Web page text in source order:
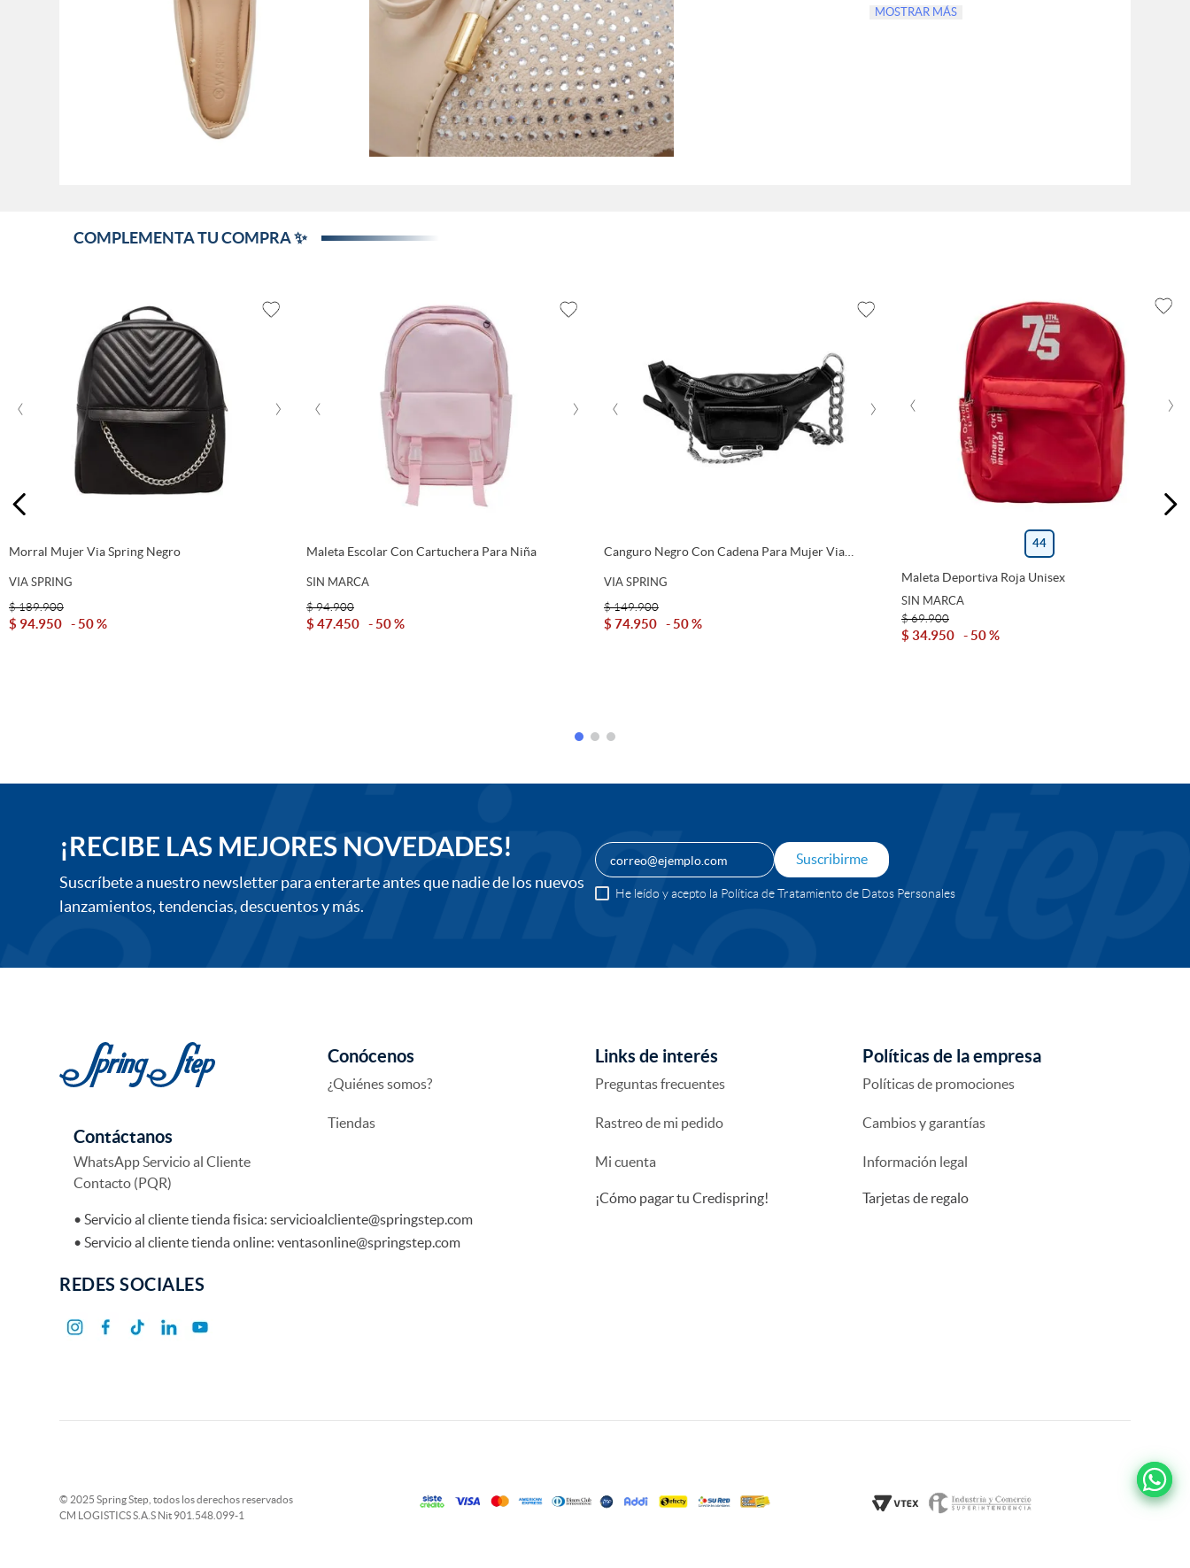
100% PVC
MOSTRAR MÁS
COMPLEMENTA TU COMPRA ✨
‹ ›
Morral Mujer Via Spring Negro
VIA SPRING
$ 189.900
$ 94.950 50 %
‹ ›
Maleta Escolar Con Cartuchera Para Niña
SIN MARCA
$ 94.900
$ 47.450 50 %
‹ ›
Canguro Negro Con Cadena Para Mujer Via
VIA SPRING
$ 149.900
$ 74.950 50 %
‹ ›
44
Maleta Deportiva Roja Unisex
SIN MARCA
$ 69.900
$ 34.950 50 %
¡RECIBE LAS MEJORES NOVEDADES!
Suscríbete a nuestro newsletter para enterarte antes que nadie de los nuevos
lanzamientos, tendencias, descuentos y más.
Suscribirme
He leído y acepto la Política de Tratamiento de Datos Personales
Contáctanos
WhatsApp Servicio al Cliente
Contacto (PQR)
• Servicio al cliente tienda fisica: servicioalcliente@springstep.com
• Servicio al cliente tienda online: ventasonline@springstep.com
REDES SOCIALES
Conócenos
¿Quiénes somos?
Tiendas
Links de interés
Preguntas frecuentes
Rastreo de mi pedido
Mi cuenta
¡Cómo pagar tu Credispring!
Políticas de la empresa
Políticas de promociones
Cambios y garantías
Información legal
Tarjetas de regalo
© 2025 Spring Step, todos los derechos reservados
CM LOGISTICS S.A.S Nit 901.548.099-1